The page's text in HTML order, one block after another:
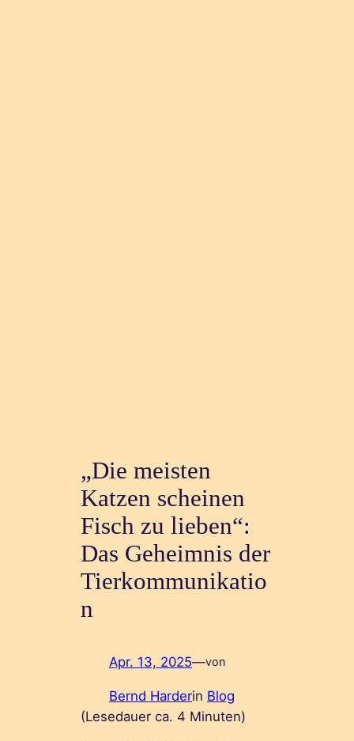
„Die meisten
Katzen scheinen
Fisch zu lieben“:
Das Geheimnis der
Tierkommunikatio
n
Apr. 13, 2025—von
Bernd Harderin Blog
(Lesedauer ca. 4 Minuten)